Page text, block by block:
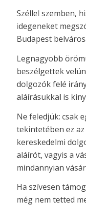
Széllel szemben,
idegeneket
Budapest
Legnagyobb
beszélgettek
dolgozók felé
aláírásukkal is
Ne feledjük: csak
tekintetében ez az
kereskedelmi
aláírót, vagyis a
mindannyian
Ha szívesen
még nem tetted